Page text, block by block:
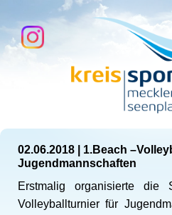
02.06.2018
1.Beach
Jugendmannschaften
Erstmalig organisierte die
Volleyballturnier für